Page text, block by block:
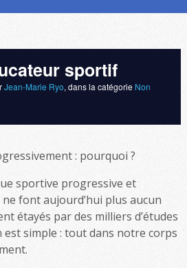
sportif
Jean-Marie Ryo, dans la catégorie Non
: pourquoi ?
sportive progressive et
font aujourd’hui plus aucun
étayés par des milliers d’études
est simple : tout dans notre corps